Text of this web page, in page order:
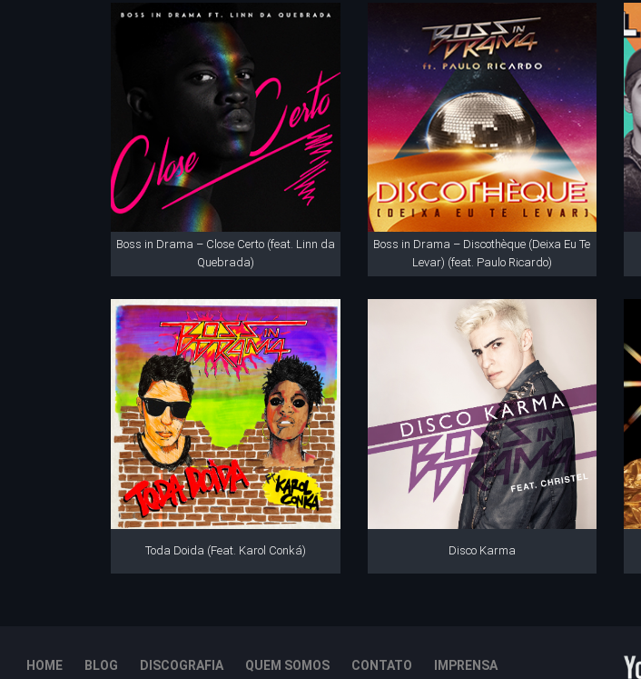
Boss in Drama – Close Certo (feat. Linn da
Quebrada)
Boss in Drama – Discothèque (Deixa Eu Te
Levar) (feat. Paulo Ricardo)
Toda Doida (Feat. Karol Conká) Disco Karma
HOME BLOG DISCOGRAFIA QUEM SOMOS CONTATO IMPRENSA